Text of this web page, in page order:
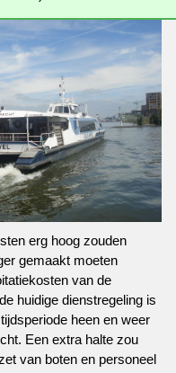
erg hoog zouden
gemaakt moeten
van de
huidige dienstregeling is
heen en weer
Een extra halte zou
van boten en personeel